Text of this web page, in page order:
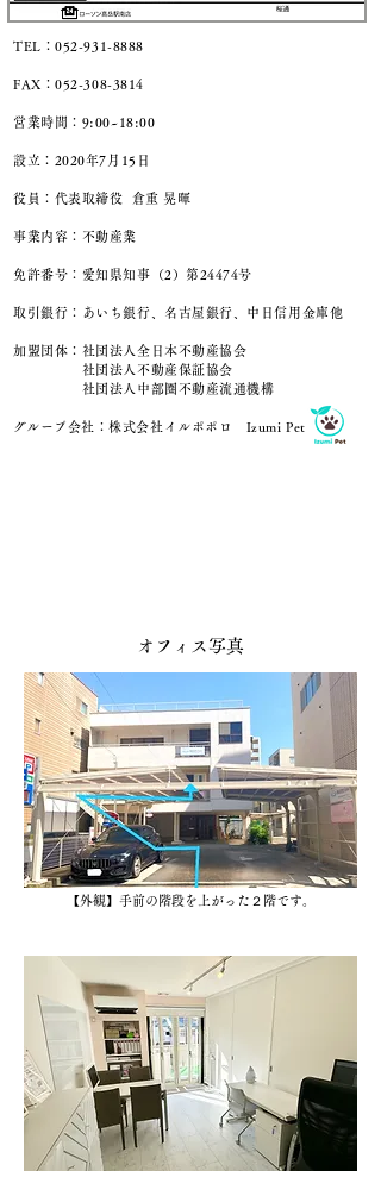
TEL：052-931-8888
FAX：052-308-3814
営業時間：9:00~18:00
設立：2020年7月15日
役員：代表取締役 倉重 晃暉
事業内容：不動産業
免許番号：愛知県知事（2）第24474号
取引銀行：あいち銀行、名古屋銀行、中日信用金庫他
加盟団体：社団法人全日本不動産協会
社団法人不動産保証協会
社団法人中部圏不動産流通機構
​グループ会社：株式会社イルポポロ Izumi Pet
オフィス写真
【外観】手前の階段を 上がった２階です。